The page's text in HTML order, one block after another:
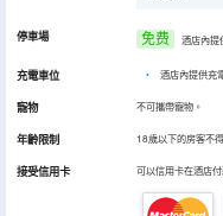
停車場 免费 酒店內提
充電車位 • 酒店內提供充
寵物 不可攜帶寵物。
年齡限制 18歲以下的房客不
接受信用卡 可以信用卡在酒店